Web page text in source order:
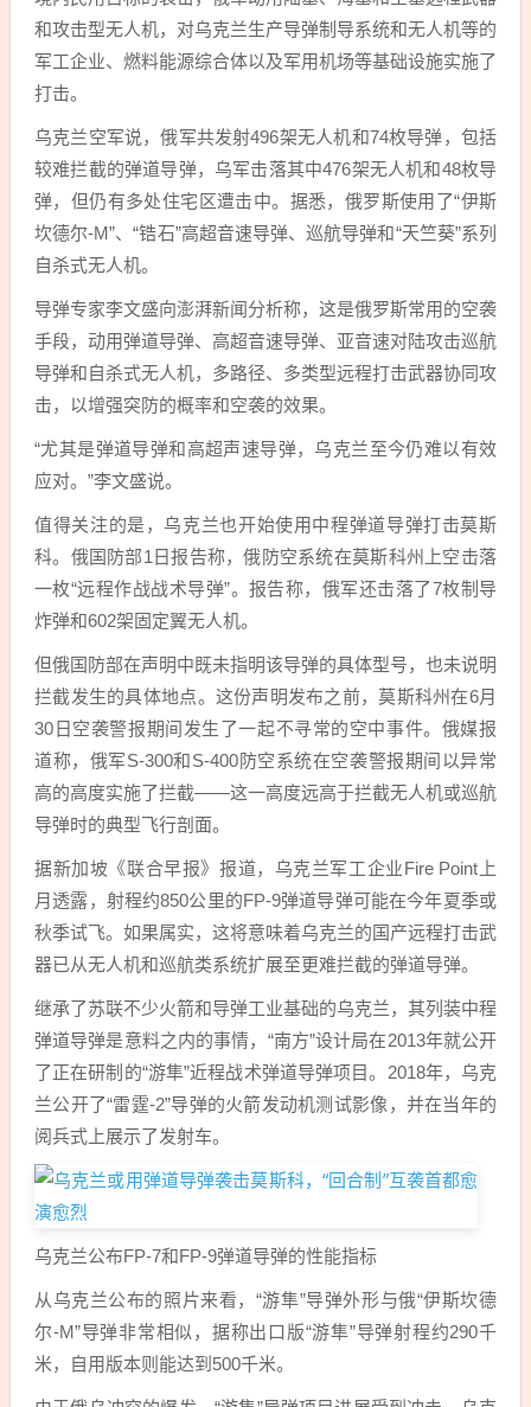
和攻击型无人机，对乌克兰生产导弹制导系统和无人机等的
军工企业、燃料能源综合体以及军用机场等基础设施实施了
打击。
乌克兰空军说，俄军共发射496架无人机和74枚导弹，包括
较难拦截的弹道导弹，乌军击落其中476架无人机和48枚导
弹，但仍有多处住宅区遭击中。据悉，俄罗斯使用了“伊斯
坎德尔-M”、“锆石”高超音速导弹、巡航导弹和“天竺葵”系列
自杀式无人机。
导弹专家李文盛向澎湃新闻分析称，这是俄罗斯常用的空袭
手段，动用弹道导弹、高超音速导弹、亚音速对陆攻击巡航
导弹和自杀式无人机，多路径、多类型远程打击武器协同攻
击，以增强突防的概率和空袭的效果。
“尤其是弹道导弹和高超声速导弹，乌克兰至今仍难以有效
应对。”李文盛说。
值得关注的是，乌克兰也开始使用中程弹道导弹打击莫斯
科。俄国防部1日报告称，俄防空系统在莫斯科州上空击落
一枚“远程作战战术导弹”。报告称，俄军还击落了7枚制导
炸弹和602架固定翼无人机。
但俄国防部在声明中既未指明该导弹的具体型号，也未说明
拦截发生的具体地点。这份声明发布之前，莫斯科州在6月
30日空袭警报期间发生了一起不寻常的空中事件。俄媒报
道称，俄军S-300和S-400防空系统在空袭警报期间以异常
高的高度实施了拦截——这一高度远高于拦截无人机或巡航
导弹时的典型飞行剖面。
据新加坡《联合早报》报道，乌克兰军工企业Fire Point上
月透露，射程约850公里的FP-9弹道导弹可能在今年夏季或
秋季试飞。如果属实，这将意味着乌克兰的国产远程打击武
器已从无人机和巡航类系统扩展至更难拦截的弹道导弹。
继承了苏联不少火箭和导弹工业基础的乌克兰，其列装中程
弹道导弹是意料之内的事情，“南方”设计局在2013年就公开
了正在研制的“游隼”近程战术弹道导弹项目。2018年，乌克
兰公开了“雷霆-2”导弹的火箭发动机测试影像，并在当年的
阅兵式上展示了发射车。
乌克兰公布FP-7和FP-9弹道导弹的性能指标
从乌克兰公布的照片来看，“游隼”导弹外形与俄“伊斯坎德
尔-M”导弹非常相似，据称出口版“游隼”导弹射程约290千
米，自用版本则能达到500千米。